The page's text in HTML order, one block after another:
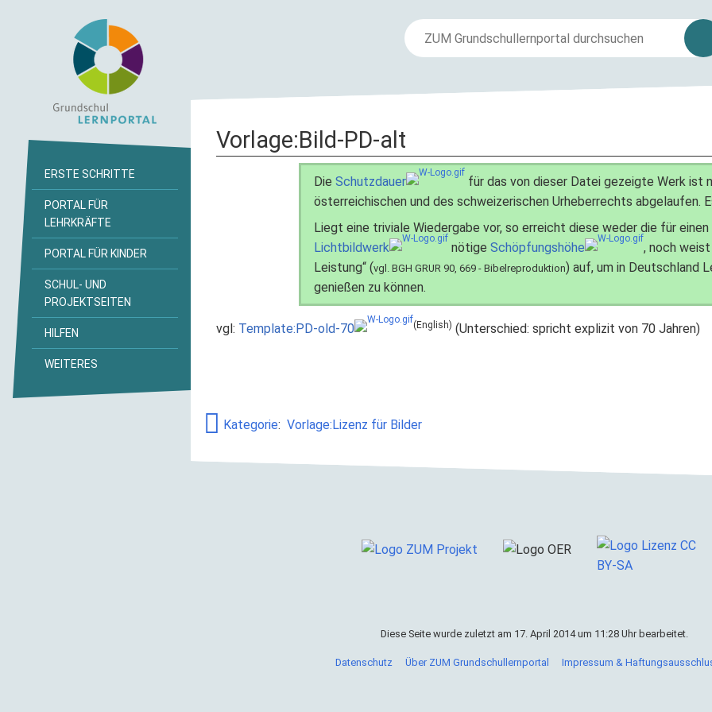
Vorlage:Bild-PD-alt
Die Schutzdauer
für das von dieser Datei gezeigte Werk ist
österreichischen und des schweizerischen Urheberrechts abgelaufen.
Liegt eine triviale Wiedergabe vor, so erreicht diese weder die für
Lichtbildwerk
nötige Schöpfungshöhe
, noch
Leistung“ (vgl. BGH GRUR 90, 669 - Bibelreproduktion) auf, um in Deutschland
genießen zu können.
vgl: Template:PD-old-70 (English) (Unterschied: spricht explizit von 70 Jahren)
Kategorie: Vorlage:Lizenz für Bilder
ERSTE SCHRITTE
PORTAL FÜR
LEHRKRÄFTE
PORTAL FÜR KINDER
SCHUL- UND
PROJEKTSEITEN
HILFEN
WEITERES
Diese Seite wurde zuletzt am 17. April 2014 um 11:28 Uhr bearbeitet.
Datenschutz Über ZUM Grundschullernportal Impressum &